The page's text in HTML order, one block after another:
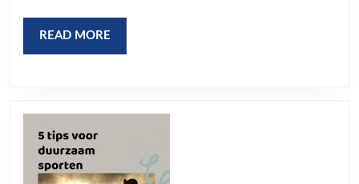
READ MORE
MORE